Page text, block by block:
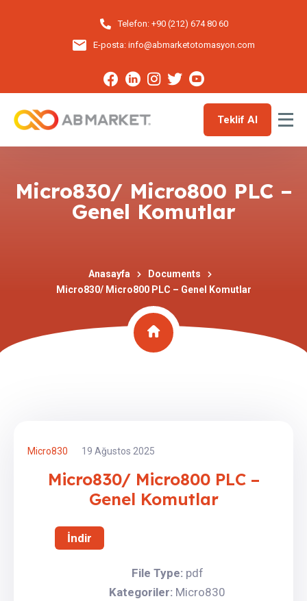
Telefon: +90 (212) 674 80 60
E-posta: info@abmarketotomasyon.com
Teklif Al
Micro830/ Micro800 PLC –
Genel Komutlar
Anasayfa
Documents
Micro830/ Micro800 PLC – Genel Komutlar
Micro830 19 Ağustos 2025
Micro830/ Micro800 PLC –
Genel Komutlar
İndir
File Type: pdf
Kategoriler: Micro830